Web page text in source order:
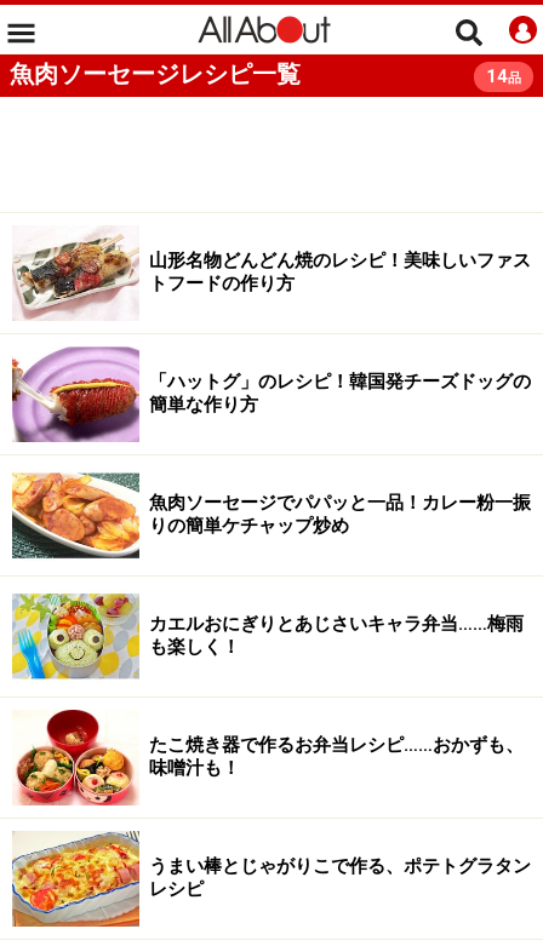
魚肉ソーセージレシピ一覧 14品
山形名物どんどん焼のレシピ！美味しいファス
トフードの作り方
「ハットグ」のレシピ！韓国発チーズドッグの
簡単な作り方
魚肉ソーセージでパパッと一品！カレー粉一振
りの簡単ケチャップ炒め
カエルおにぎりとあじさいキャラ弁当……梅雨
も楽しく！
たこ焼き器で作るお弁当レシピ……おかずも、
味噌汁も！
うまい棒とじゃがりこで作る、ポテトグラタン
レシピ